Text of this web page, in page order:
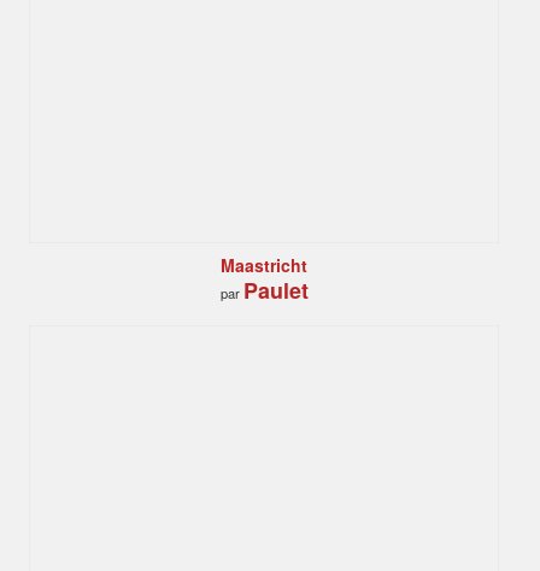
Maastricht
par Paulet